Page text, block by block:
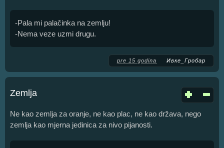
-Pala mi palačinka na zemlju!
-Nema veze uzmi drugu.
pre 15 godina Ивке_Гробар
Zemlja
Ne kao zemlja za oranje, ne kao plac, ne kao država, nego
zemlja kao mjerna jedinica za nivo pijanosti.